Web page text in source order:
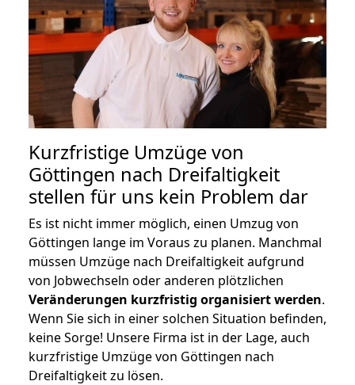
Kurzfristige Umzüge von
Göttingen nach Dreifaltigkeit
stellen für uns kein Problem dar
Es ist nicht immer möglich, einen Umzug von
Göttingen lange im Voraus zu planen. Manchmal
müssen Umzüge nach Dreifaltigkeit aufgrund
von Jobwechseln oder anderen plötzlichen
Veränderungen kurzfristig organisiert werden.
Wenn Sie sich in einer solchen Situation befinden,
keine Sorge! Unsere Firma ist in der Lage, auch
kurzfristige Umzüge von Göttingen nach
Dreifaltigkeit zu lösen.